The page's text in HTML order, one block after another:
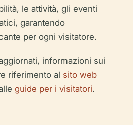
le attività, gli eventi
garantendo
per ogni visitatore.
informazioni sui
riferimento al sito web
guide per i visitatori.